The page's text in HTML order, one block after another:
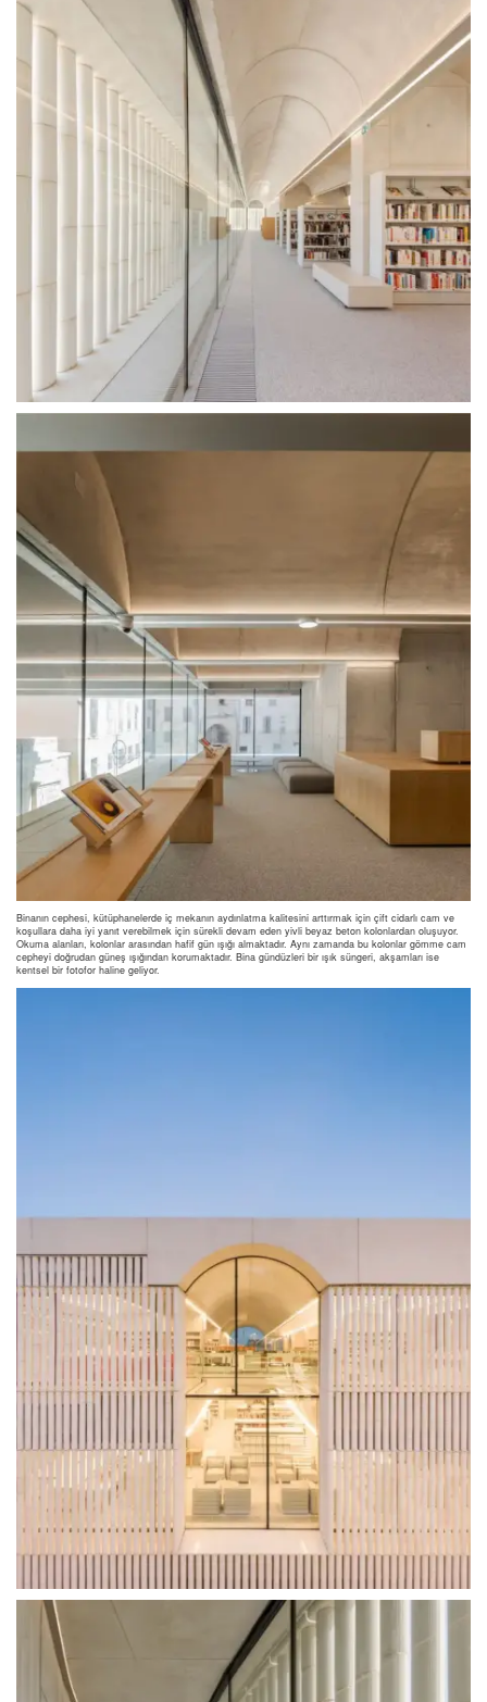
Binanın cephesi, kütüphanelerde iç mekanın aydınlatma kalitesini arttırmak için çift cidarlı cam ve
koşullara daha iyi yanıt verebilmek için sürekli devam eden yivli beyaz beton kolonlardan oluşuyor.
Okuma alanları, kolonlar arasından hafif gün ışığı almaktadır. Aynı zamanda bu kolonlar gömme cam
cepheyi doğrudan güneş ışığından korumaktadır. Bina gündüzleri bir ışık süngeri, akşamları ise
kentsel bir fotofor haline geliyor.